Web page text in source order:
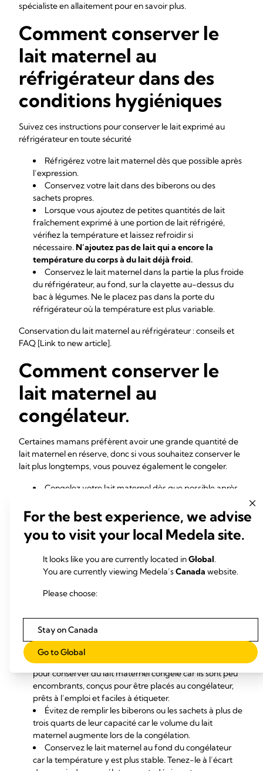
spécialiste en allaitement pour en savoir plus.
Comment conserver le
lait maternel au
réfrigérateur dans des
conditions hygiéniques
Suivez ces instructions pour conserver le lait exprimé au
réfrigérateur en toute sécurité
Réfrigérez votre lait maternel dès que possible après
l’expression.
Conservez votre lait dans des biberons ou des
sachets propres.
Lorsque vous ajoutez de petites quantités de lait
fraîchement exprimé à une portion de lait réfrigéré,
vérifiez la température et laissez refroidir si
nécessaire.N’ajoutez pas de lait qui a encore la
température du corps à du lait déjà froid.
Conservez le lait maternel dans la partie la plus froide
du réfrigérateur, au fond, sur la clayette au-dessus du
bac à légumes. Ne le placez pas dans la porte du
réfrigérateur où la température est plus variable.
Conservation du lait maternel au réfrigérateur : conseils et
FAQ [Link to new article].
Comment conserver le
lait maternel au
congélateur.
Certaines mamans préfèrent avoir une grande quantité de
lait maternel en réserve, donc si vous souhaitez conserver le
lait plus longtemps, vous pouvez également le congeler.
Congelez votre lait maternel dès que possible après
Vous pouvez ajouter du lait exprimé dans un même
récipient contenant du lait maternel déjà congelé,
pourvu que vous réfrigériez au préalable le lait que vous
température du corps à du lait congelé.
Pour faciliter la décongélation et éviter le gaspillage,
les réunir après les avoir décongelées.
lait maternel peuvent être placés au congélateur.
Certains produits (les biberons en verre, p. ex.) risquent
de se briser à des températures très basses. Les
de conservation pour lait maternel Medelasont parfaits
pour conserver du lait maternel congelé car ils sont peu
encombrants, conçus pour être placés au congélateur,
prêts à l’emploi et faciles à étiqueter.
Évitez de remplir les biberons ou les sachets à plus de
trois quarts de leur capacité car le volume du lait
maternel augmente lors de la congélation.
Conservez le lait maternel au fond du congélateur
car la température y est plus stable. Tenez-le à l’écart
For the best experience, we advise
you to visit your local Medela site.
It looks like you are currently located inGlobal.
You are currently viewing Medela’sCanada website.
Please choose:
Stay on Canada
Go to Global